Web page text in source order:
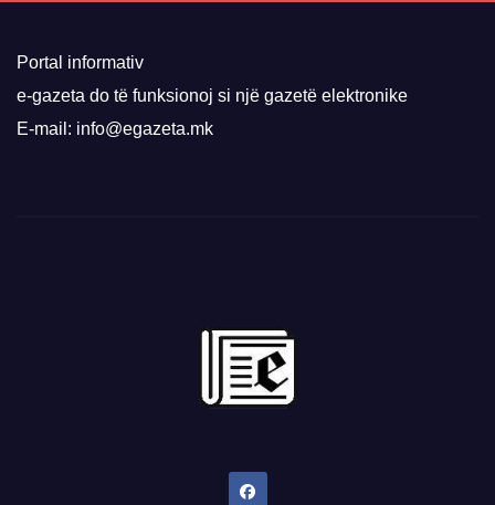
Portal informativ
e-gazeta do të funksionoj si një gazetë elektronike
E-mail: info@egazeta.mk